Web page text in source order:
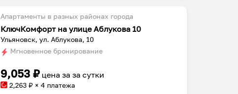
Апартаменты в разных районах города
КлючКомфорт на улице Аблукова 10
Ульяновск, ул. Аблукова, 10
Мгновенное бронирование
9,053 ₽ цена заза сутки
2,263 ₽ × 4 платежа